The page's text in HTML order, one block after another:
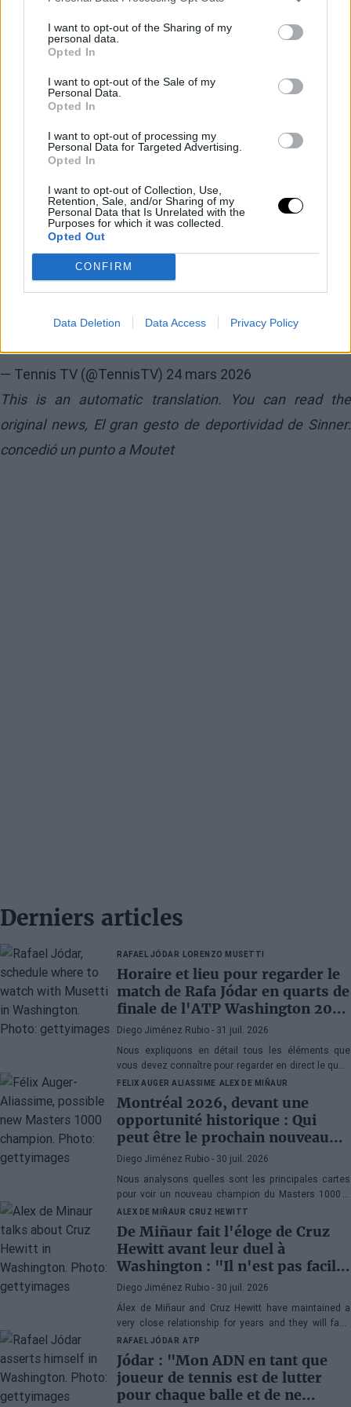
I want to opt-out of the Sharing of my
personal data.
Opted In
I want to opt-out of the Sale of my
Personal Data.
Opted In
I want to opt-out of processing my
Personal Data for Targeted Advertising.
Opted In
I want to opt-out of Collection, Use,
Retention, Sale, and/or Sharing of my
Personal Data that Is Unrelated with the
Purposes for which it was collected.
Opted Out
CONFIRM
Data Deletion Data Access Privacy Policy
point at the#MiamiOpen👏
pic.twitter.com/8CSmFPRN3t
— Tennis TV (@TennisTV) 24 mars 2026
This is an automatic translation. You can read the
original news, El gran gesto de deportividad de Sinner:
concedió un punto a Moutet
Derniers articles
RAFAEL JÓDAR LORENZO MUSETTI
Horaire et lieu pour regarder le
match de Rafa Jódar en quarts de
finale de l'ATP Washington 2026
contre Musetti
Diego Jiménez Rubio - 31 juil. 2026
Nous expliquons en détail tous les éléments que
vous devez connaître pour regarder en direct le quart
de finale de l'ATP 500 Washington 2026 entre Rafa
Jódar et Lorenzo Musetti.
FELIX AUGER ALIASSIME ALEX DE MIÑAUR
Montréal 2026, devant une
opportunité historique : Qui
peut être le prochain nouveau
champion du Masters 1000 ?
Diego Jiménez Rubio - 30 juil. 2026
Nous analysons quelles sont les principales cartes
pour voir un nouveau champion du Masters 1000 à
Montréal. Ce serait la cinquième année consécutive
avec un vainqueur inédit au Canada.
ALEX DE MIÑAUR CRUZ HEWITT
De Miñaur fait l'éloge de Cruz
Hewitt avant leur duel à
Washington : "Il n'est pas facile
de se consacrer au tennis en
étant le fils d'un ancien numéro
1 mondial"
Diego Jiménez Rubio - 30 juil. 2026
Álex de Miñaur and Cruz Hewitt have maintained a
very close relationship for years and they will face
each other in Washington in a match that promises
great emotions.
RAFAEL JÓDAR ATP
Jódar : "Mon ADN en tant que
joueur de tennis est de lutter
pour chaque balle et de ne